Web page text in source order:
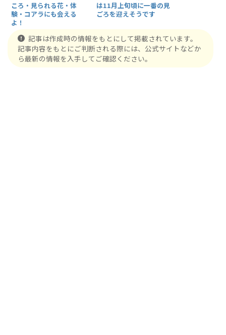
ころ・見られる花・体
験・コアラにも会える
よ！
は11月上旬頃に一番の見
ごろを迎えそうです
記事は作成時の情報をもとにして掲載されています。
記事内容をもとにご判断される際には、公式サイトなどか
ら最新の情報を入手してご確認ください。